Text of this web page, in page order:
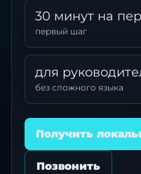
30 минут на
первый шаг
для
без сложного языка
Получить
Позвонить